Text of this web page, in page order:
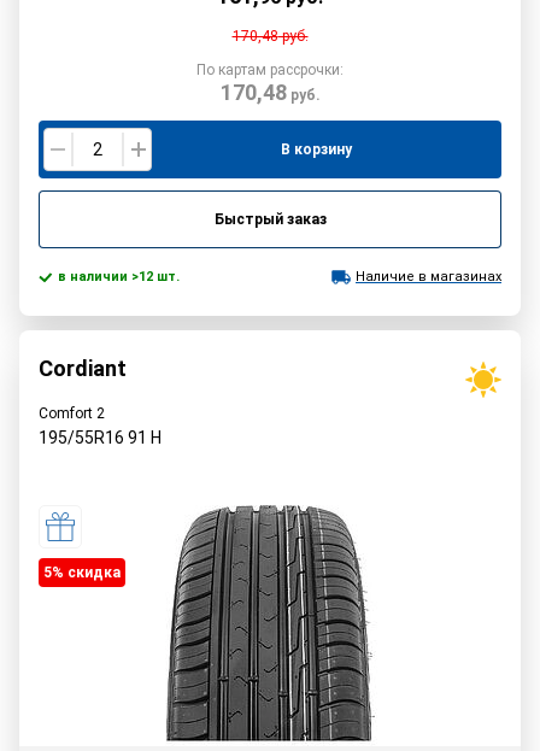
170,48руб.
По картам рассрочки:
170,48руб.
В корзину
Быстрый заказ
в наличии >12 шт. Наличие в магазинах
Cordiant
Comfort 2
195/55R16 91 H
5% cкидка